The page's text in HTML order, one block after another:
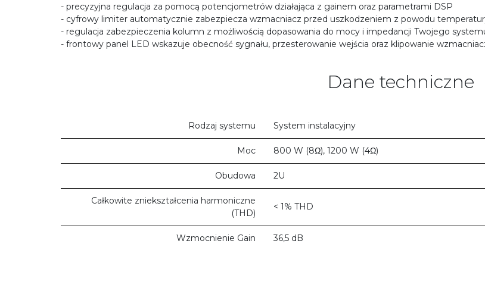
- precyzyjna regulacja za pomocą potencjometrów działająca z gainem oraz parametrami DSP
- cyfrowy limiter automatycznie zabezpiecza wzmacniacz przed uszkodzeniem z powodu
- regulacja zabezpieczenia kolumn z możliwością dopasowania do mocy i impedancji Twojego
- frontowy panel LED wskazuje obecność sygnału, przesterowanie wejścia oraz klipowanie
Dane techniczne
Rodzaj systemu System instalacyjny
Moc 800 W (8Ω), 1200 W (4Ω)
Obudowa 2U
Całkowite zniekształcenia harmoniczne
(THD)
< 1% THD
Wzmocnienie Gain 36,5 dB